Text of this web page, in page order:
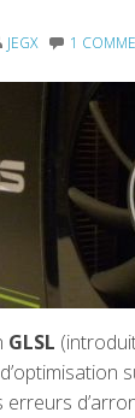
JEGX 1
GLSL